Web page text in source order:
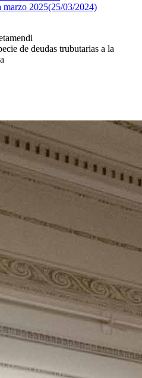
marzo 2025(25/03/2024)
de deudas trubutarias a la